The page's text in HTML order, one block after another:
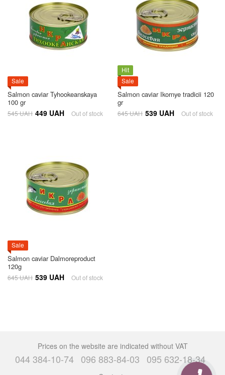
Sale
Salmon caviar Tyhookeanskaya
100 gr
545 UAH 449 UAH Out of stock
Hit
Sale
Salmon caviar Ikornye tradicii 120
gr
645 UAH 539 UAH Out of stock
Sale
Salmon caviar Dalmoreproduct
120g
645 UAH 539 UAH Out of stock
Prices on the website are indicated without VAT
044 384-10-74 096 883-84-03 095 632-18-34